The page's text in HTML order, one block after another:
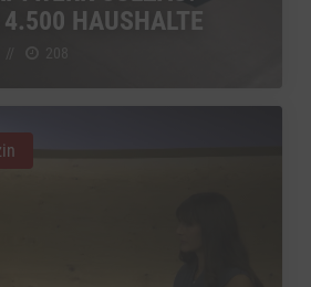
4.500 HAUSHALTE